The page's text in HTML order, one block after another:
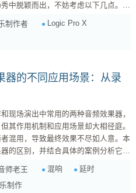
中脱颖而出，不妨考虑以下几点。
制作者
Logic Pro X
器的不同应用场景：从录
现场演出中常用的两种音频效果器，
其作用机制和应用场景却大相径庭。
混用，导致最终效果不尽如人意。本
的区别，并结合具体的案例分析它们
壁、天花板、地面等障碍物，发生反
声混合在一起，形成混响。混响效果
师老王 混响
延时
制作